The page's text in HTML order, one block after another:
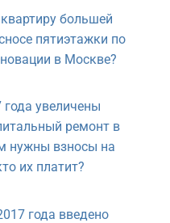
большей
пятиэтажки по
в Москве?
увеличены
ремонт в
нужны взносы на
их платит?
года введено